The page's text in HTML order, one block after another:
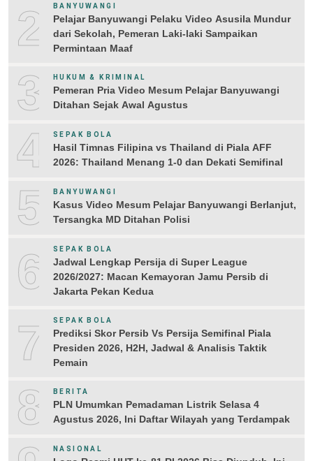
2 BANYUWANGI
Pelajar Banyuwangi Pelaku Video Asusila Mundur
dari Sekolah, Pemeran Laki-laki Sampaikan
Permintaan Maaf
3 HUKUM & KRIMINAL
Pemeran Pria Video Mesum Pelajar Banyuwangi
Ditahan Sejak Awal Agustus
4 SEPAK BOLA
Hasil Timnas Filipina vs Thailand di Piala AFF
2026: Thailand Menang 1-0 dan Dekati Semifinal
5 BANYUWANGI
Kasus Video Mesum Pelajar Banyuwangi Berlanjut,
Tersangka MD Ditahan Polisi
6 SEPAK BOLA
Jadwal Lengkap Persija di Super League
2026/2027: Macan Kemayoran Jamu Persib di
Jakarta Pekan Kedua
7 SEPAK BOLA
Prediksi Skor Persib Vs Persija Semifinal Piala
Presiden 2026, H2H, Jadwal & Analisis Taktik
Pemain
8 BERITA
PLN Umumkan Pemadaman Listrik Selasa 4
Agustus 2026, Ini Daftar Wilayah yang Terdampak
NASIONAL